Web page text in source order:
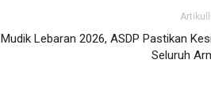
Mudik Lebaran 2026, ASDP Pastikan
Seluruh